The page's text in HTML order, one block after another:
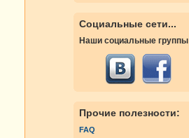
Социальные сети...
Наши социальные группы
Прочие полезности:
FAQ